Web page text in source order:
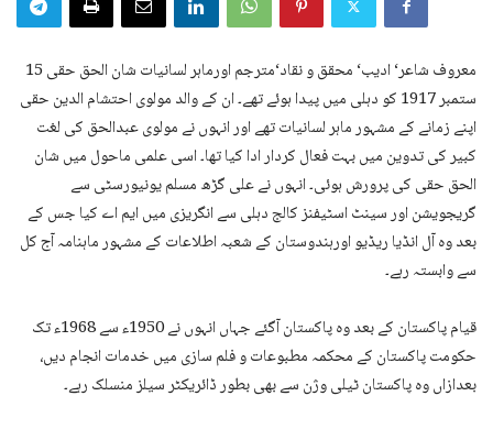
معروف شاعر‘ ادیب‘ محقق و نقاد‘مترجم اورماہر لسانیات شان الحق حقی 15
ستمبر 1917 کو دہلی میں پیدا ہوئے تھے۔ ان کے والد مولوی احتشام الدین حقی
اپنے زمانے کے مشہور ماہر لسانیات تھے اور انہوں نے مولوی عبدالحق کی لغت
کبیر کی تدوین میں بہت فعال کردار ادا کیا تھا۔ اسی علمی ماحول میں شان
الحق حقی کی پرورش ہوئی۔ انہوں نے علی گڑھ مسلم یونیورسٹی سے
گریجویشن اور سینٹ اسٹیفنز کالج دہلی سے انگریزی میں ایم اے کیا جس کے
بعد وہ آل انڈیا ریڈیو اورہندوستان کے شعبہ اطلاعات کے مشہور ماہنامہ آج کل
سے وابستہ رہے۔
قیام پاکستان کے بعد وہ پاکستان آگئے جہاں انہوں نے 1950ء سے 1968ء تک
حکومت پاکستان کے محکمہ مطبوعات و فلم سازی میں خدمات انجام دیں،
بعدازاں وہ پاکستان ٹیلی وژن سے بھی بطور ڈائریکٹر سیلز منسلک رہے۔